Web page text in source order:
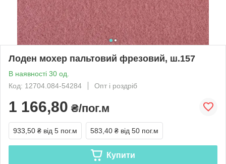
Лоден мохер пальтовий фрезовий, ш.157
В наявності 30 од.
Код: 12704.084-54284
Опт і роздріб
1 166,80 ₴/пог.м
933,50 ₴ від 5 пог.м 583,40 ₴ від 50 пог.м
Купити